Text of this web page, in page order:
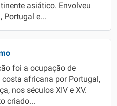
asiático. Envolveu
Portugal e...
foi a ocupação de
africana por Portugal,
nos séculos XIV e XV.
criado...